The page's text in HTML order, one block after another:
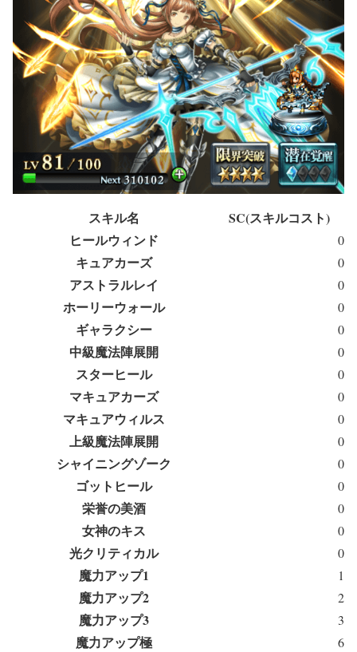
スキル名
SC(スキルコスト)
ヒールウィンド
0
キュアカーズ 0
アストラルレイ 0
ホーリーウォール 0
ギャラクシー 0
中級魔法陣展開 0
スターヒール 0
マキュアカーズ 0
マキュアウィルス 0
上級魔法陣展開 0
シャイニングゾーク 0
ゴットヒール 0
栄誉の美酒 0
女神のキス 0
光クリティカル 0
魔力アップ1 1
魔力アップ2 2
魔力アップ3 3
魔力アップ極 6